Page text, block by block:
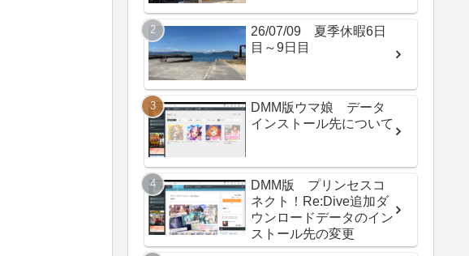
26/07/09 夏季休暇6日
目～9日目
DMM版ウマ娘 データ
インストール先について
DMM版 プリンセスコ
ネクト！Re:Dive追加ダ
ウンロードデータのイン
ストール先の変更